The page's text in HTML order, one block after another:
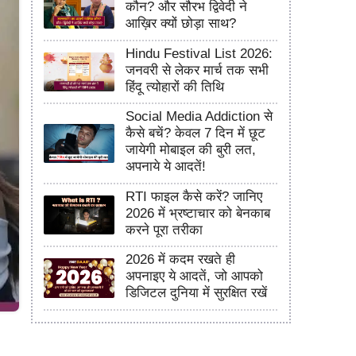
कौन? और सौरभ द्विवेदी ने
आख़िर क्यों छोड़ा साथ?
Hindu Festival List 2026:
जनवरी से लेकर मार्च तक सभी
हिंदू त्योहारों की तिथि
Social Media Addiction से
कैसे बचें? केवल 7 दिन में छूट
जायेगी मोबाइल की बुरी लत,
अपनाये ये आदतें!
RTI फाइल कैसे करें? जानिए
2026 में भ्रष्टाचार को बेनकाब
करने पूरा तरीका
2026 में कदम रखते ही
अपनाइए ये आदतें, जो आपको
डिजिटल दुनिया में सुरक्षित रखें